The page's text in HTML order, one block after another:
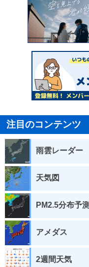
注目のコンテンツ
雨雲レーダー
天気図
PM2.5分布予測
アメダス
2週間天気